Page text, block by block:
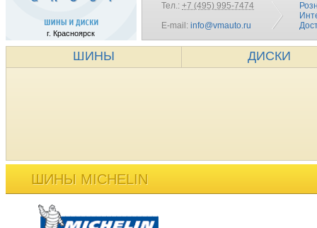
г. Красноярск
Тел.: +7 (495) 995-7474
E-mail: info@vmauto.ru
ШИНЫ ДИСКИ
ШИНЫ MICHELIN